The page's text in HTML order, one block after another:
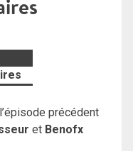
précédent
et Benofx